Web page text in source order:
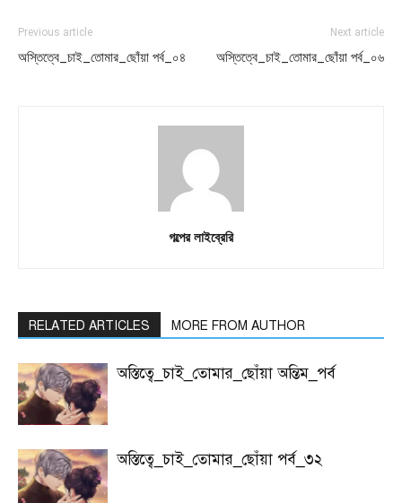
Previous article
অস্তিত্বে_চাই_তোমার_ছোঁয়া পর্ব_০৪
Next article
অস্তিত্বে_চাই_তোমার_ছোঁয়া পর্ব_০৬
গল্পের লাইব্রেরি
RELATED ARTICLES MORE FROM AUTHOR
অস্তিত্বে_চাই_তোমার_ছোঁয়া অন্তিম_পর্ব
অস্তিত্বে_চাই_তোমার_ছোঁয়া পর্ব_৩২